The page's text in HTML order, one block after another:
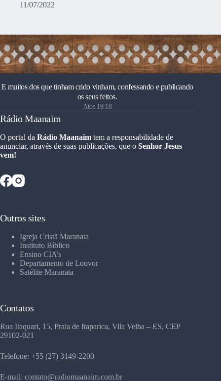
11/07/2022
E muitos dos que tinham crido vinham, confessando e publicando
os seus feitos.
Atos 19:18
Rádio Maanaim
O portal da Rádio Maanaim tem a responsabilidade de
anunciar, através de suas publicações, que o Senhor Jesus
vem!
Outros sites
Igreja Cristã Maranata
Instituto Bíblico
Ensino CIA’s
Departamento de Louvor
Satélite Maranata
Contatos
Rua Itaquari, 15, Praia de Itaparica, Vila Velha – ES, CEP
29102-021
Telefone: +55 (27) 3149-2200
E-mail: contato@radiomaanaim.com.br